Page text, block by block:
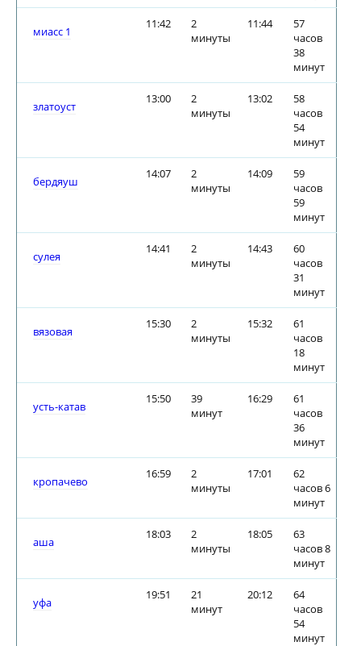
миасс 1
11:42
2
минуты
11:44
57
часов
38
минут
златоуст
13:00
2
минуты
13:02
58
часов
54
минут
бердяуш
14:07
2
минуты
14:09
59
часов
59
минут
сулея
14:41
2
минуты
14:43
60
часов
31
минут
вязовая
15:30
2
минуты
15:32
61
часов
18
минут
усть-катав
15:50
39
минут
16:29
61
часов
36
минут
кропачево
16:59
2
минуты
17:01
62
часов 6
минут
аша
18:03
2
минуты
18:05
63
часов 8
минут
уфа
19:51
21
минут
20:12
64
часов
54
минут